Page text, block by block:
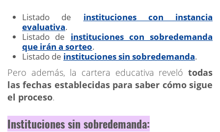
Listado de instituciones con instancia
evaluativa.
Listado de instituciones con sobredemanda
que irán a sorteo.
Listado de instituciones sin sobredemanda.
Pero además, la cartera educativa reveló todas
las fechas establecidas para saber cómo sigue
el proceso.
Instituciones sin sobredemanda: